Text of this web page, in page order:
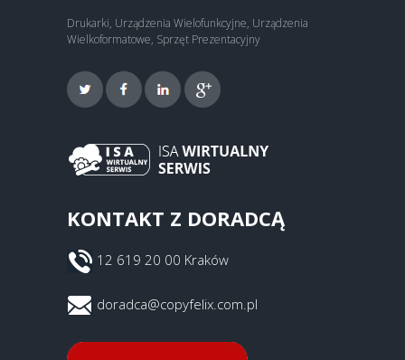
Drukarki, Urządzenia Wielofunkcyjne, Urządzenia
Wielkoformatowe, Sprzęt Prezentacyjny
KONTAKT Z DORADCĄ
12 619 20 00 Kraków
doradca@copyfelix.com.pl